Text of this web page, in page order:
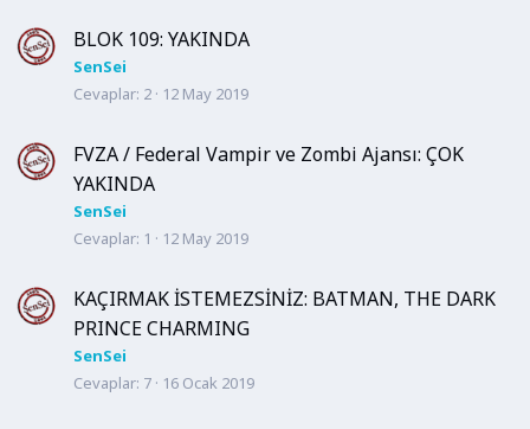
BLOK 109: YAKINDA
SenSei
Cevaplar 2 12 May 2019
FVZA / Federal Vampir ve Zombi Ajansı: ÇOK
YAKINDA
SenSei
Cevaplar 1 12 May 2019
KAÇIRMAK İSTEMEZSİNİZ: BATMAN, THE DARK
PRINCE CHARMING
SenSei
Cevaplar 7 16 Ocak 2019